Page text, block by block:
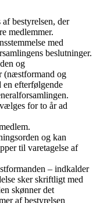
bestyrelsen, der
medlemmer.
med
beslutninger.
og
(næstformand og
en efterfølgende
for to år ad
og kan
til varetagelse af
– indkalder
sker skriftligt med
skønner det
af bestyrelsen